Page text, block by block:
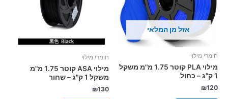
אזל מן המלאי
חומרי מילוי
מילוי PLA קוטר 1.75 מ"מ משקל
1 ק"ג – כחול
₪120
חומרי מילוי
מילוי ASA קוטר 1.75 מ"מ
משקל 1 ק"ג – שחור
₪130